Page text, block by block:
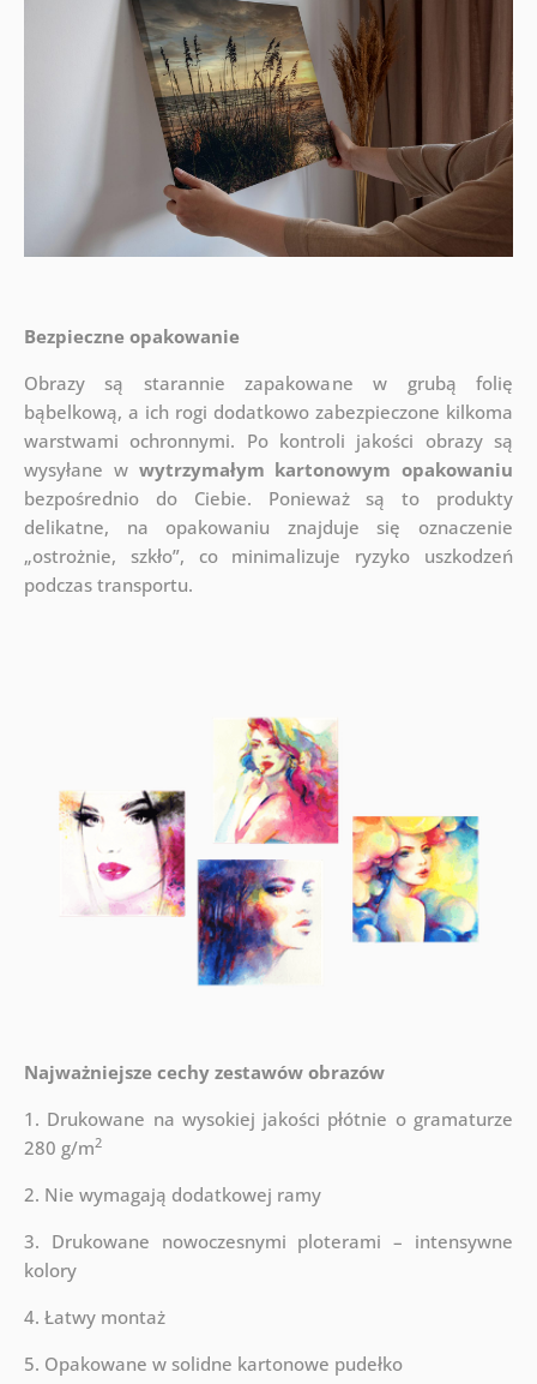
Bezpieczne opakowanie
Obrazy są starannie zapakowane w grubą folię
bąbelkową, a ich rogi dodatkowo zabezpieczone kilkoma
warstwami ochronnymi. Po kontroli jakości obrazy są
wysyłane w wytrzymałym kartonowym opakowaniu
bezpośrednio do Ciebie. Ponieważ są to produkty
delikatne, na opakowaniu znajduje się oznaczenie
„ostrożnie, szkło”, co minimalizuje ryzyko uszkodzeń
podczas transportu.
Najważniejsze cechy zestawów obrazów
1. Drukowane na wysokiej jakości płótnie o gramaturze
280 g/m2
2. Nie wymagają dodatkowej ramy
3. Drukowane nowoczesnymi ploterami – intensywne
kolory
4. Łatwy montaż
5. Opakowane w solidne kartonowe pudełko